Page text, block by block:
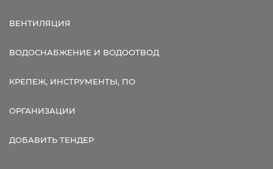
ВЕНТИЛЯЦИЯ
ВОДОСНАБЖЕНИЕ И ВОДООТВОД
КРЕПЕЖ, ИНСТРУМЕНТЫ, ПО
ОРГАНИЗАЦИИ
ДОБАВИТЬ ТЕНДЕР